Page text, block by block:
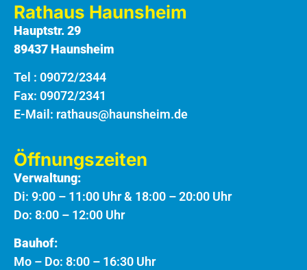
Rathaus Haunsheim
Hauptstr. 29
89437 Haunsheim
Tel : 09072/2344
Fax: 09072/2341
E-Mail: rathaus@haunsheim.de
Öffnungszeiten
Verwaltung:
Di: 9:00 – 11:00 Uhr & 18:00 – 20:00 Uhr
Do: 8:00 – 12:00 Uhr
Bauhof:
Mo – Do: 8:00 – 16:30 Uhr